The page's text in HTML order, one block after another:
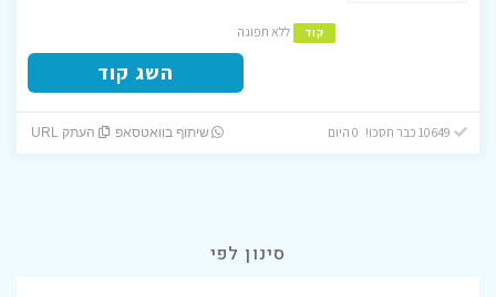
קוד ללא תפוגה
השג קוד
שיתוף בוואטסאפ העתק URL
סינון לפי